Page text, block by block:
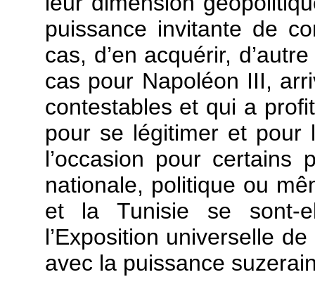
puissance invitante de
cas, d’en acquérir,
cas pour Napoléon III,
contestables et qui a
pour se légitimer et pour
l’occasion pour certains
nationale, politique ou
et la Tunisie se sont-
l’Exposition universelle
avec la puissance